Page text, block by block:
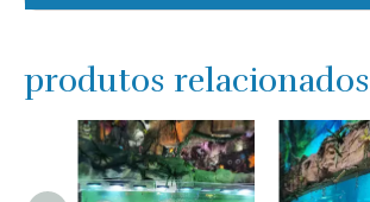
produtos relacionados